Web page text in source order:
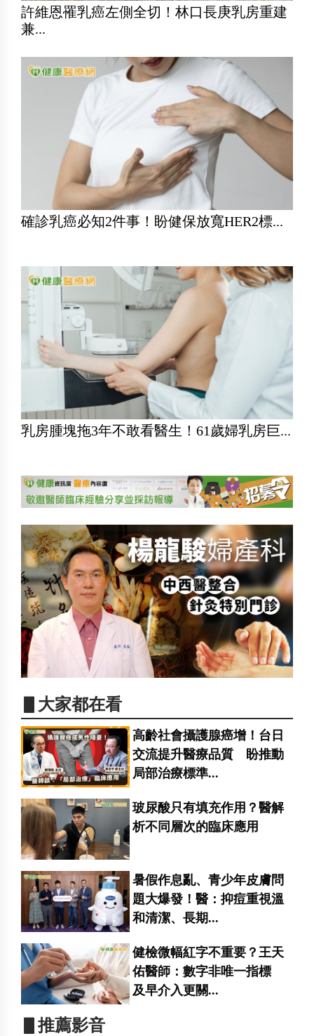
許維恩罹乳癌左側全切！林口長庚乳房重建
兼...
確診乳癌必知2件事！盼健保放寬HER2標...
乳房腫塊拖3年不敢看醫生！61歲婦乳房巨...
▋大家都在看
高齡社會攝護腺癌增！台日
交流提升醫療品質 盼推動
局部治療標準...
玻尿酸只有填充作用？醫解
析不同層次的臨床應用
暑假作息亂、青少年皮膚問
題大爆發！醫：抑痘重視溫
和清潔、長期...
健檢微幅紅字不重要？王天
佑醫師：數字非唯一指標
及早介入更關...
▋推薦影音